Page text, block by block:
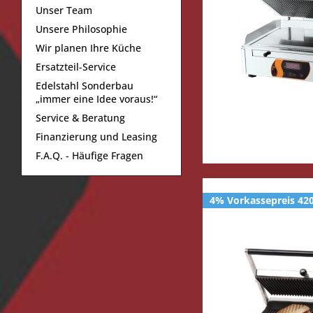
16,2
20,0
22,0
24,0
Unser Team
Unsere Philosophie
Wir planen Ihre Küche
Ersatzteil-Service
Edelstahl Sonderbau
„immer eine Idee voraus!“
Service & Beratung
Finanzierung und Leasing
F.A.Q. - Häufige Fragen
4% Vorkassepreis